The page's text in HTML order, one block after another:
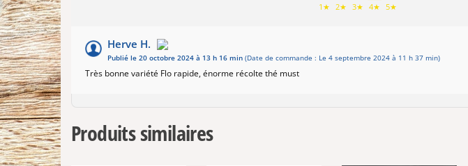
1★ 2★ 3★ 4★ 5★
Herve H.
Publié le 20 octobre 2024 à 13 h 16 min (Date de commande : Le 4 septembre 2024 à 11 h 37 min)
Très bonne variété Flo rapide, énorme récolte thé must
Produits similaires